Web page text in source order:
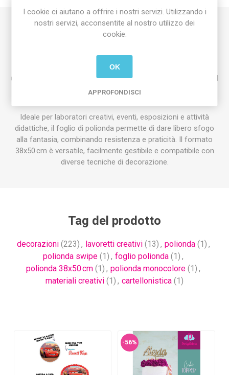
Polionda Swipe 38x50 cm Monocolore
cartelloni, decorazioni, packaging, lavoretti creativi e progetti
di scuola o ufficio. La superficie liscia e uniforme consente
una facile scrittura, stampa e applicazione di adesivi, mentre il
colore monocolore garantisce un effetto elegante e
Ideale per laboratori creativi, eventi, esposizioni e attività
didattiche, il foglio di polionda permette di dare libero sfogo
alla fantasia, combinando resistenza e praticità. Il formato
38x50 cm è versatile, facilmente gestibile e compatibile con
diverse tecniche di decorazione.
Tag del prodotto
decorazioni (223) , lavoretti creativi (13) , polionda (1) ,
polionda swipe (1) , foglio polionda (1) ,
polionda 38x50 cm (1) , polionda monocolore (1) ,
materiali creativi (1) , cartellonistica (1)
-56%
I cookie ci aiutano a offrire i nostri servizi. Utilizzando i
nostri servizi, acconsentite al nostro utilizzo dei
cookie.
OK
APPROFONDISCI